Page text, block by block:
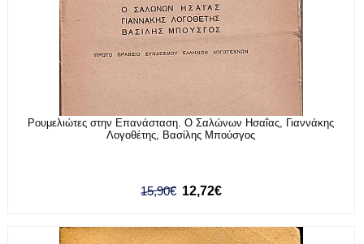
Ρουμελιώτες στην Επανάσταση. Ο Σαλώνων Ησαΐας, Γιαννάκης
Λογοθέτης, Βασίλης Μπούσγος
15,90€ 12,72€